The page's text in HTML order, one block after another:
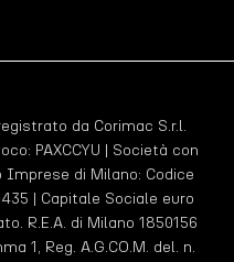
da Corimac S.r.l.
PAXCCYU | Società con
Imprese di Milano: Codice
| Capitale Sociale euro
R.E.A. di Milano 1850156
1, Reg. A.G.CO.M. del. n.